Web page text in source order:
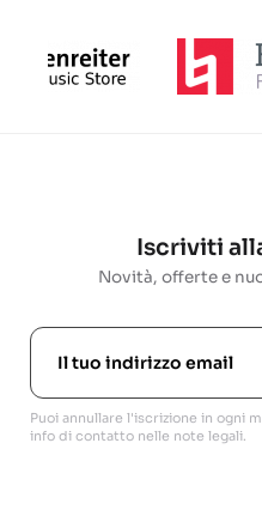
Iscriviti
Novità, offerte e
Puoi annullare l'iscrizione in ogni
info di contatto nelle note legali.